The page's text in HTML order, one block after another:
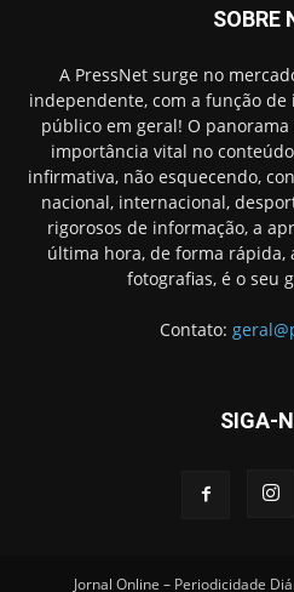
SOBRE
A PressNet surge no
independente, com a função
público em geral! O
importância vital no
infirmativa, não esquecendo,
nacional, internacional,
rigorosos de informação, a
última hora, de forma rápida,
fotografias, é o seu
Contato:
SIGA-
Jornal Online – Periodicidade